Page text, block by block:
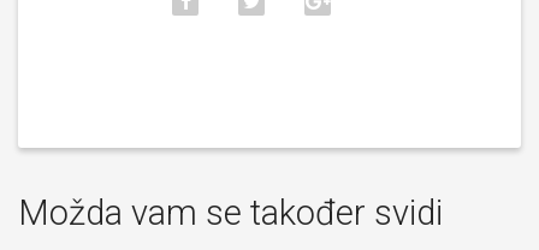
Možda vam se također svidi